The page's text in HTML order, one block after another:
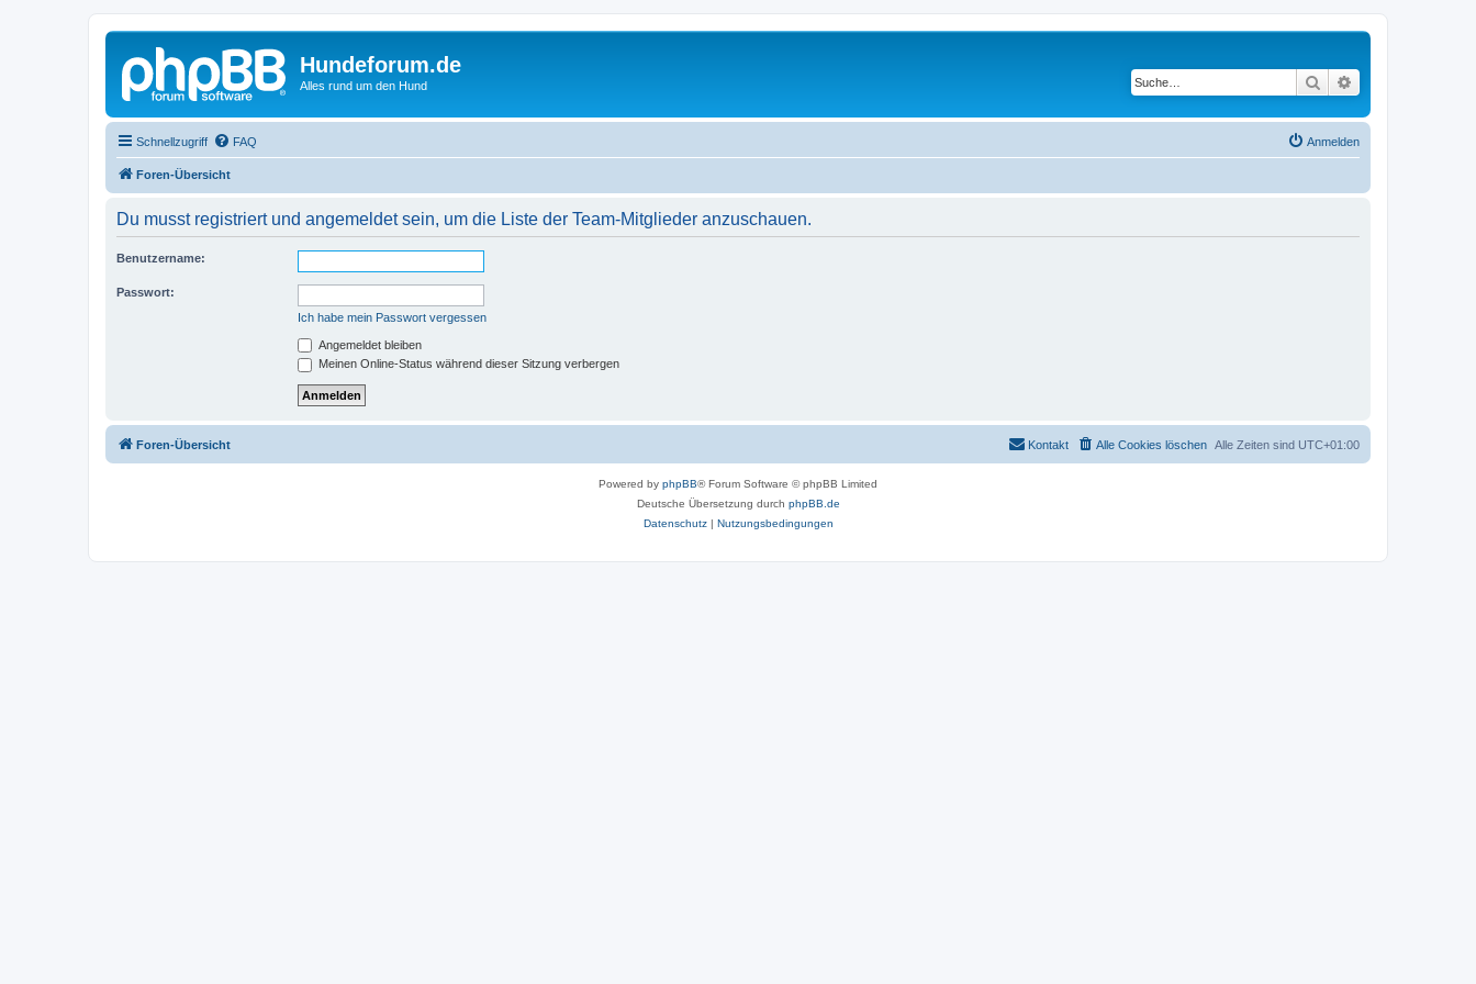
Hundeforum.de
Alles rund um den Hund Suche
Schnellzugriff FAQ Anmelden
Foren-Übersicht
Du musst registriert und angemeldet sein, um die Liste der Team-Mitglieder anzuschauen.
Benutzername:
Passwort:
Ich habe mein Passwort vergessen
Angemeldet bleiben
Meinen Online-Status während dieser Sitzung verbergen
Foren-Übersicht Alle Zeiten sind UTC+01:00
Alle Cookies löschen
Kontakt
Powered by phpBB® Forum Software © phpBB Limited
Deutsche Übersetzung durch phpBB.de
Datenschutz| Nutzungsbedingungen